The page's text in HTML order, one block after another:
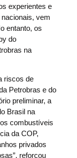
experientes e
vem
entanto, os
do
na
riscos de
Petrobras e do
preliminar, a
Brasil na
combustíveis
da COP,
privados
reforçou